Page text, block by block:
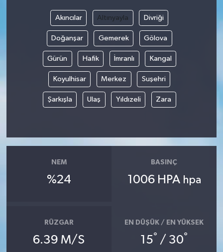
Akıncılar Altınyayla Divriği
Doğanşar Gemerek Gölova
Gürün Hafik İmranlı Kangal
Koyulhisar Merkez Suşehri
Şarkışla Ulaş Yıldızeli Zara
NEM
%24
BASINÇ
1006 HPA hpa
RÜZGAR
6.39 M/S
EN DÜŞÜK / EN YÜKSEK
15° / 30°